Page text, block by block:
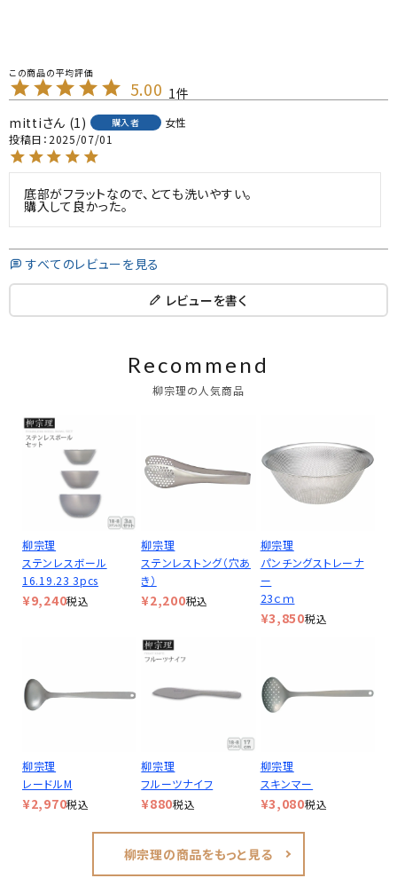
5.00 1
mitti
1 購入者
女性
投稿日 2025/07/01
底部がフラットなので、とても洗いやすい。
購入して良かった。
すべてのレビューを見る
レビューを書く
Recommend
柳宗理の人気商品
柳宗理
ステンレスボール
16.19.23 3pcs
¥9,240税込
柳宗理
ステンレストング（穴あ
き）
¥2,200税込
柳宗理
パンチングストレーナ
ー
23ｃｍ
¥3,850税込
柳宗理
レードルM
¥2,970税込
柳宗理
フルーツナイフ
¥880税込
柳宗理
スキンマー
¥3,080税込
柳宗理の商品をもっと見る